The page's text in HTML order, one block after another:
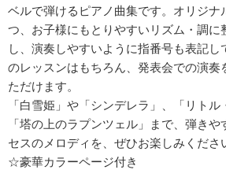
ベルで弾けるピアノ曲集です。オリジナ
つ、お子様にもとりやすいリズム・調に
し、演奏しやすいように指番号も表記し
のレッスンはもちろん、発表会での演奏
ただけます。
「白雪姫」や「シンデレラ」、「リト
「塔の上のラプンツェル」まで、弾き
セスのメロディを、ぜひお楽しみくださ
☆豪華カラーページ付き